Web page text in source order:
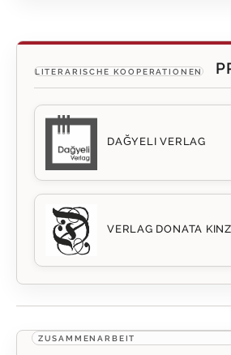
LITERARISCHE KOOPERATIONEN
DAĞYELI VERLAG
VERLAG DONATA
ZUSAMMENARBEIT